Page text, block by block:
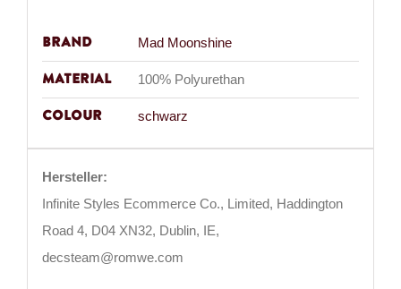
Brand Mad Moonshine
Material 100% Polyurethan
Colour schwarz
Hersteller:
Infinite Styles Ecommerce Co., Limited, Haddington
Road 4, D04 XN32, Dublin, IE,
decsteam@romwe.com